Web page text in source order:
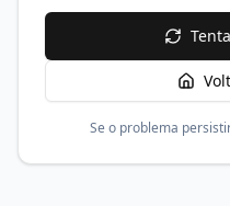
Se o problema